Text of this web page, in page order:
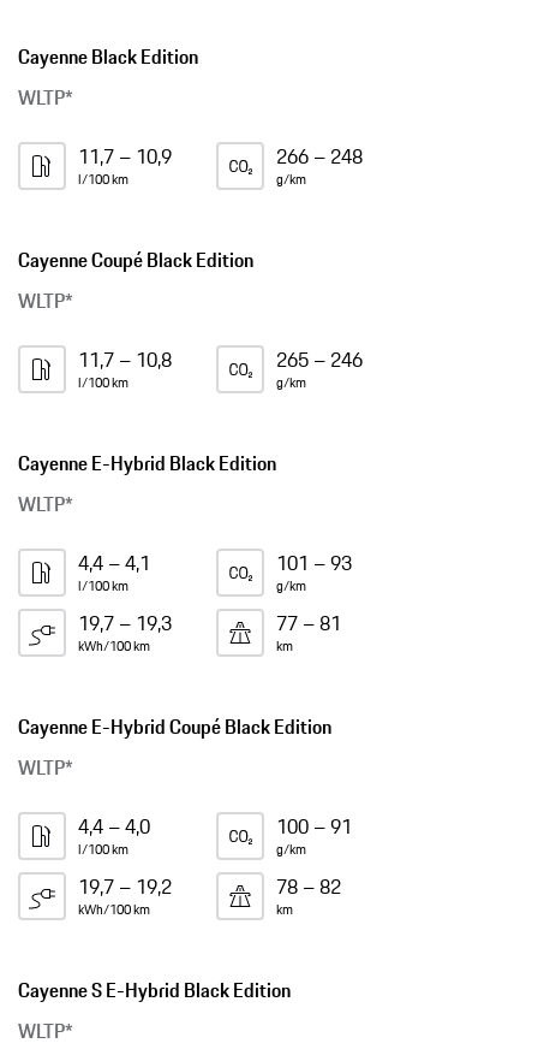
Cayenne Black Edition
WLTP*
11,7 – 10,9
l/100 km
266 – 248
g/km
Cayenne Coupé Black Edition
WLTP*
11,7 – 10,8
l/100 km
265 – 246
g/km
Cayenne E-Hybrid Black Edition
WLTP*
4,4 – 4,1
l/100 km
101 – 93
g/km
19,7 – 19,3
kWh/100 km
77 – 81
km
Cayenne E-Hybrid Coupé Black Edition
WLTP*
4,4 – 4,0
l/100 km
100 – 91
g/km
19,7 – 19,2
kWh/100 km
78 – 82
km
Cayenne S E-Hybrid Black Edition
WLTP*